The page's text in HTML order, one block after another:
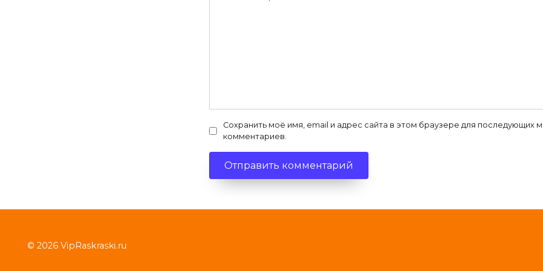
Сохранить моё имя, email и адрес сайта в этом браузере для последующих
комментариев.
© 2026 VipRaskraski.ru